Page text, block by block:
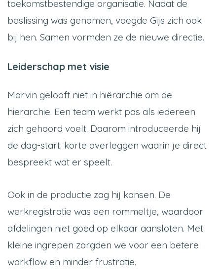
toekomstbestendige organisatie. Nadat de
beslissing was genomen, voegde Gijs zich ook
bij hen. Samen vormden ze de nieuwe directie.
Leiderschap met visie
Marvin gelooft niet in hiërarchie om de
hiërarchie. Een team werkt pas als iedereen
zich gehoord voelt. Daarom introduceerde hij
de dag-start: korte overleggen waarin je direct
bespreekt wat er speelt.
Ook in de productie zag hij kansen. De
werkregistratie was een rommeltje, waardoor
afdelingen niet goed op elkaar aansloten. Met
kleine ingrepen zorgden we voor een betere
workflow en minder frustratie.